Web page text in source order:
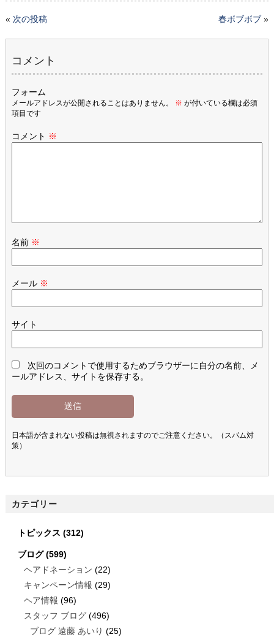
« 次の投稿 春ボブボブ »
コメント
フォーム
メールアドレスが公開されることはありません。 ※ が付いている欄は必須
項目です
コメント ※
名前 ※
メール ※
サイト
次回のコメントで使用するためブラウザーに自分の名前、メ
ールアドレス、サイトを保存する。
日本語が含まれない投稿は無視されますのでご注意ください。（スパム対
策）
カテゴリー
トピックス (312)
ブログ(599)
ヘアドネーション (22)
キャンペーン情報 (29)
ヘア情報 (96)
スタッフ ブログ(496)
ブログ 遠藤 あいり (25)